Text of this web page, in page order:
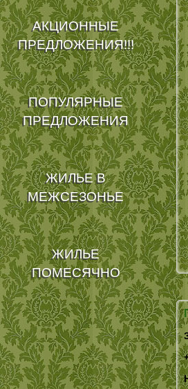
АКЦИОННЫЕ
ПРЕДЛОЖЕНИЯ!!!
ПОПУЛЯРНЫЕ
ПРЕДЛОЖЕНИЯ
ЖИЛЬЕ В
МЕЖСЕЗОНЬЕ
ЖИЛЬЕ
ПОМЕСЯЧНО